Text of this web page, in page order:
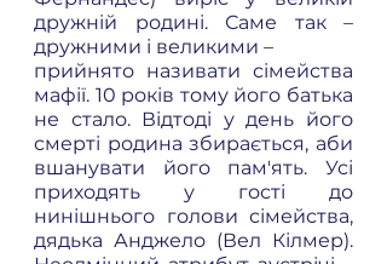
дружній родині. Саме так –
дружними і великими –
прийнято називати сімейства
мафії. 10 років тому його батька
не стало. Відтоді у день його
смерті родина збирається, аби
вшанувати його пам'ять. Усі
приходять у гості до
нинішнього голови сімейства,
дядька Анджело (Вел Кілмер).